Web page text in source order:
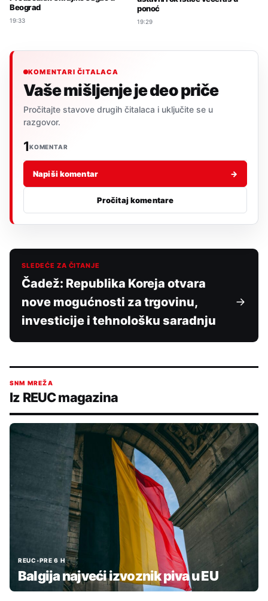
Beograd
19:33
ponoć
19:29
KOMENTARI ČITALACA
Vaše mišljenje je deo priče
Pročitajte stavove drugih čitalaca i uključite se u
razgovor.
1KOMENTAR
Napiši komentar →
Pročitaj komentare
SLEDEĆE ZA ČITANJE
Čadež: Republika Koreja otvara
nove mogućnosti za trgovinu,
investicije i tehnološku saradnju
SNM MREŽA
Iz REUC magazina
REUC•PRE 6 H
Balgija najveći izvoznik piva u EU